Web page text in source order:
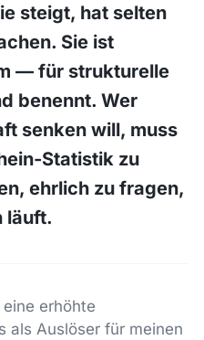
steigt, hat selten
Sie ist
— für strukturelle
benennt. Wer
senken will, muss
Statistik zu
ehrlich zu fragen,
läuft.
erhöhte
als Auslöser für meinen